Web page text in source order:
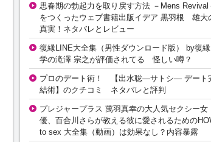
思春期の勃起力を取り戻す方法 －Mens Revival
をつくったウェブ書籍出版イデア 黒羽根 雄大
真実！ネタバレとレビュー
復縁LINE大全集（男性ダウンロード版） by復
学の滝澤 宗之が評価されてる 怪しい噂？
プロのデート術！ 【出水聡―サトシ― デート
結術】のクチコミ ネタバレと評判
プレジャープラス 萬羽真幸の大人気セクシー女
優、百合川さらが教える彼に愛されるための
to sex 大全集（動画）は効果なし？内容暴露